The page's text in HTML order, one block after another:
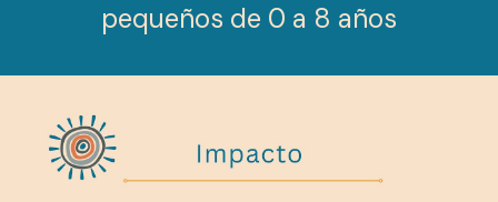
pequeños de 0 a 8 años